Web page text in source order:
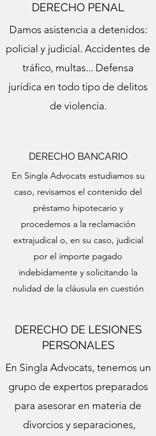
DERECHO PENAL
Damos asistencia a detenidos:
policial y judicial. Accidentes de
tráfico, multas... Defensa
jurídica en todo tipo de delitos
de violencia.
DERECHO BANCARIO
En Singla Advocats estudiamos su
caso, revisamos el contenido del
préstamo hipotecario y
procedemos a la reclamación
extrajudical o, en su caso, judicial
por el importe pagado
indebidamente y solicitando la
nulidad de la cláusula en cuestión
DERECHO DE LESIONES
PERSONALES
En Singla Advocats, tenemos un
grupo de expertos preparados
para asesorar en materia de
divorcios y separaciones,